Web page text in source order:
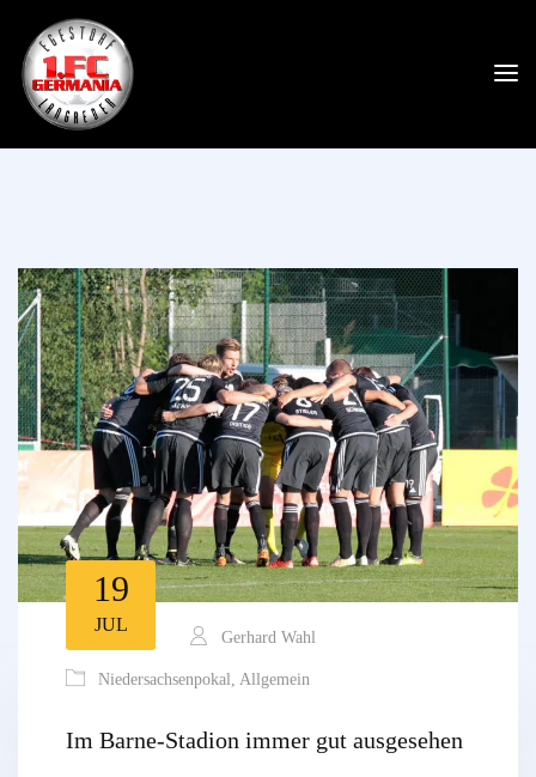
19
JUL
Gerhard Wahl
Niedersachsenpokal Allgemein
Im Barne-Stadion immer gut ausgesehen